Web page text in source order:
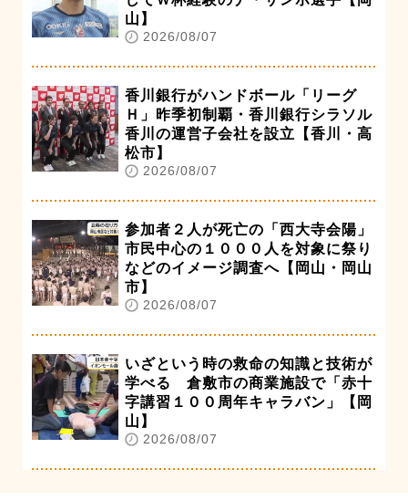
山】
2026/08/07
香川銀行がハンドボール「リーグ
Ｈ」昨季初制覇・香川銀行シラソル
香川の運営子会社を設立【香川・高
松市】
2026/08/07
参加者２人が死亡の「西大寺会陽」
市民中心の１０００人を対象に祭り
などのイメージ調査へ【岡山・岡山
市】
2026/08/07
いざという時の救命の知識と技術が
学べる 倉敷市の商業施設で「赤十
字講習１００周年キャラバン」【岡
山】
2026/08/07